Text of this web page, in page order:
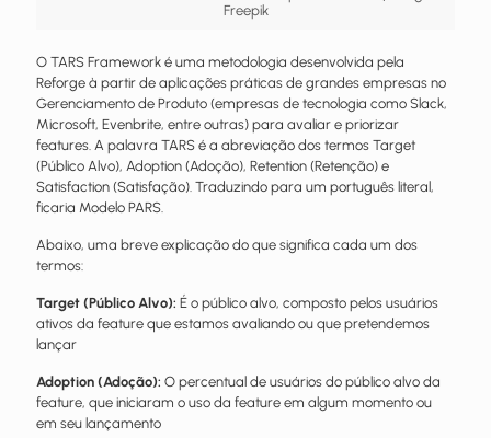
Freepik
O TARS Framework é uma metodologia desenvolvida pela
Reforge à partir de aplicações práticas de grandes empresas no
Gerenciamento de Produto (empresas de tecnologia como Slack,
Microsoft, Evenbrite, entre outras) para avaliar e priorizar
features. A palavra TARS é a abreviação dos termos Target
(Público Alvo), Adoption (Adoção), Retention (Retenção) e
Satisfaction (Satisfação). Traduzindo para um português literal,
ficaria Modelo PARS.
Abaixo, uma breve explicação do que significa cada um dos
termos:
Target (Público Alvo): É o público alvo, composto pelos usuários
ativos da feature que estamos avaliando ou que pretendemos
lançar
Adoption (Adoção): O percentual de usuários do público alvo da
feature, que iniciaram o uso da feature em algum momento ou
em seu lançamento